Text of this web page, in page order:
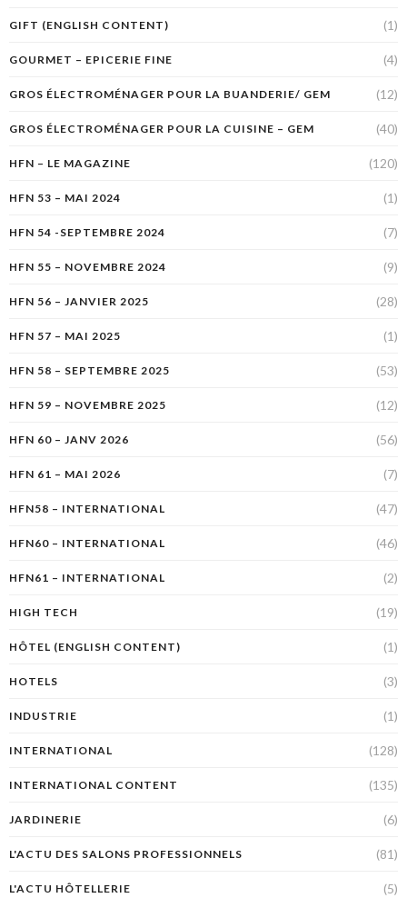
GIFT (ENGLISH CONTENT) (1)
GOURMET – EPICERIE FINE (4)
GROS ÉLECTROMÉNAGER POUR LA BUANDERIE/ GEM (12)
GROS ÉLECTROMÉNAGER POUR LA CUISINE – GEM (40)
HFN – LE MAGAZINE (120)
HFN 53 – MAI 2024 (1)
HFN 54 -SEPTEMBRE 2024 (7)
HFN 55 – NOVEMBRE 2024 (9)
HFN 56 – JANVIER 2025 (28)
HFN 57 – MAI 2025 (1)
HFN 58 – SEPTEMBRE 2025 (53)
HFN 59 – NOVEMBRE 2025 (12)
HFN 60 – JANV 2026 (56)
HFN 61 – MAI 2026 (7)
HFN58 – INTERNATIONAL (47)
HFN60 – INTERNATIONAL (46)
HFN61 – INTERNATIONAL (2)
HIGH TECH (19)
HÔTEL (ENGLISH CONTENT) (1)
HOTELS (3)
INDUSTRIE (1)
INTERNATIONAL (128)
INTERNATIONAL CONTENT (135)
JARDINERIE (6)
L'ACTU DES SALONS PROFESSIONNELS (81)
L'ACTU HÔTELLERIE (5)